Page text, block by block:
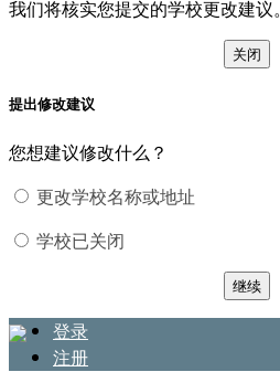
我们将核实您提交的学校更改建议。
关闭
提出修改建议
您想建议修改什么？
更改学校名称或地址
学校已关闭
继续
登录
注册